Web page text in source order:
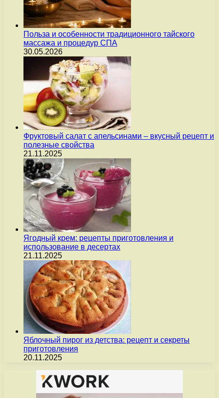
Польза и особенности традиционного тайского
массажа и процедур СПА
30.05.2026
Фруктовый салат с апельсинами – вкусный рецепт и
полезные свойства
21.11.2025
Ягодный крем: рецепты приготовления и
использование в десертах
21.11.2025
Яблочный пирог из детства: рецепт и секреты
приготовления
20.11.2025